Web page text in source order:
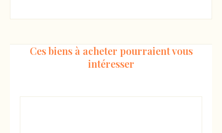
Ces biens à acheter pourraient vous
intéresser